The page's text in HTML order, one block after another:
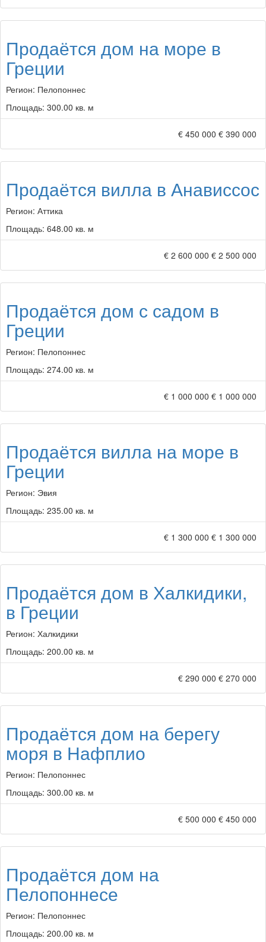
Продаётся дом на море в
Греции
Регион: Пелопоннес
Площадь: 300.00 кв. м
€ 450 000 € 390 000
Продаётся вилла в Анависсос
Регион: Аттика
Площадь: 648.00 кв. м
€ 2 600 000 € 2 500 000
Продаётся дом с садом в
Греции
Регион: Пелопоннес
Площадь: 274.00 кв. м
€ 1 000 000 € 1 000 000
Продаётся вилла на море в
Греции
Регион: Эвия
Площадь: 235.00 кв. м
€ 1 300 000 € 1 300 000
Продаётся дом в Халкидики,
в Греции
Регион: Халкидики
Площадь: 200.00 кв. м
€ 290 000 € 270 000
Продаётся дом на берегу
моря в Нафплио
Регион: Пелопоннес
Площадь: 300.00 кв. м
€ 500 000 € 450 000
Продаётся дом на
Пелопоннесе
Регион: Пелопоннес
Площадь: 200.00 кв. м